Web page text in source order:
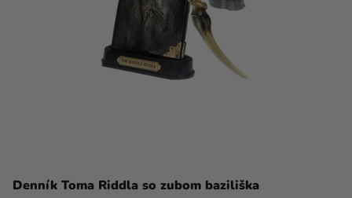
Denník Toma Riddla so zubom baziliška